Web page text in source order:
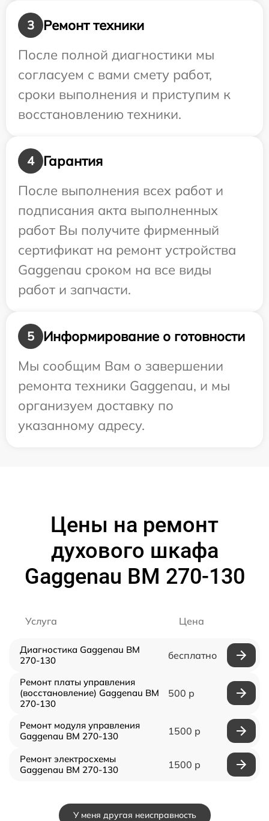
3
Ремонт техники
После полной диагностики мы
согласуем с вами смету работ,
сроки выполнения и приступим к
восстановлению техники.
4
Гарантия
После выполнения всех работ и
подписания акта выполненных
работ Вы получите фирменный
сертификат на ремонт устройства
Gaggenau сроком на все виды
работ и запчасти.
5
Информирование о готовности
Мы сообщим Вам о завершении
ремонта техники Gaggenau, и мы
организуем доставку по
указанному адресу.
Цены на ремонт
духового шкафа
Gaggenau BM 270-130
Услуга Цена
Диагностика Gaggenau BM
270-130
бесплатно
Ремонт платы управления
(восстановление) Gaggenau BM
270-130
500 р
Ремонт модуля управления
Gaggenau BM 270-130
1500 р
Ремонт электросхемы
Gaggenau BM 270-130
1500 р
У меня другая неисправность